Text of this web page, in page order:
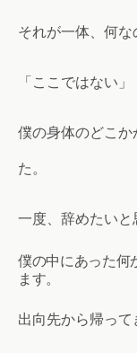
それが一体、何
「ここではない
僕の身体のどこ
た。
一度、辞めたい
僕の中にあった何
ます。
出向先から帰っ